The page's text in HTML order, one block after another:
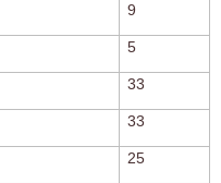
9
5
33
33
25